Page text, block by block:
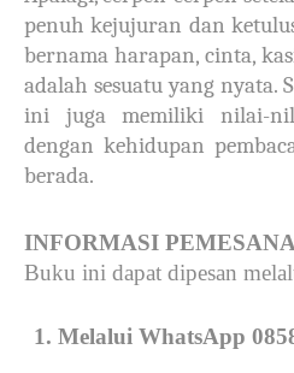
penuh kejujuran dan
bernama harapan, cinta,
adalah sesuatu yang nyata.
ini juga memiliki nilai-
dengan kehidupan
berada.
INFORMASI
Buku ini dapat dipesan
Melalui WhatsApp